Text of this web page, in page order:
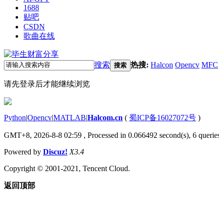
1688
贴吧
CSDN
歌曲在线
搜索 搜索 热搜: Halcon Opencv MFC
请先登录后才能继续浏览
Python|Opencv|MATLAB|Halcom.cn ( 蜀ICP备16027072号 )
GMT+8, 2026-8-8 02:59 , Processed in 0.066492 second(s), 6
Powered by Discuz! X3.4
Copyright © 2001-2021, Tencent Cloud.
返回顶部